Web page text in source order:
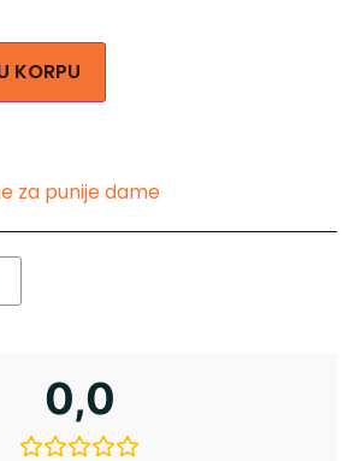
KORPU
za punije dame
0,0